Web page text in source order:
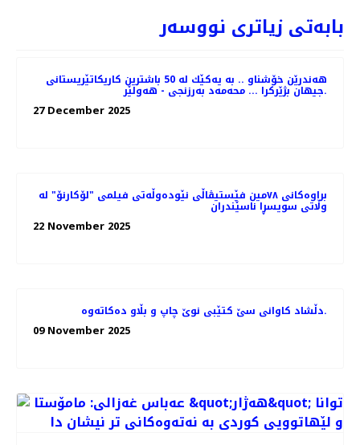
بابەتی زیاتری نووسەر
هه‌ندرێن خۆشناو .. به‌ یه‌كێك له‌ 50 باشترین كاریكاتێریستانی
جیهان بژێركرا ... محه‌مه‌د به‌رزنجی - هه‌ولێر.
27 December 2025
براوه‌کانی ٧٨مین فێستیڤاڵی نێوده‌وڵه‌تی فیلمی "لۆکارنۆ" له
وڵاتی سویسڕا ناسێندران
22 November 2025
دڵشاد کاوانى سێ کتێبى نوێ چاپ و بڵاو دەکاتەوە.
09 November 2025